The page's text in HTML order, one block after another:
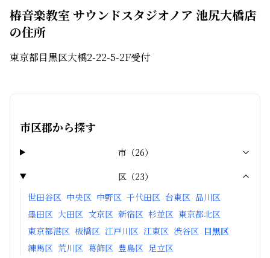
椿音楽教室 サウンドスタジオノア 池尻大橋店
の住所
東京都目黒区大橋2-22-5-2F受付
市区郡から探す
市 （26）
区 （23）
世田谷区 中央区 中野区 千代田区 台東区 品川区
墨田区 大田区 文京区 新宿区 杉並区 東京都北区
東京都港区 板橋区 江戸川区 江東区 渋谷区 目黒区
練馬区 荒川区 葛飾区 豊島区 足立区